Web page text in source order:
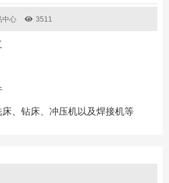
中心 3511
、钻床、冲压机以及焊接机等